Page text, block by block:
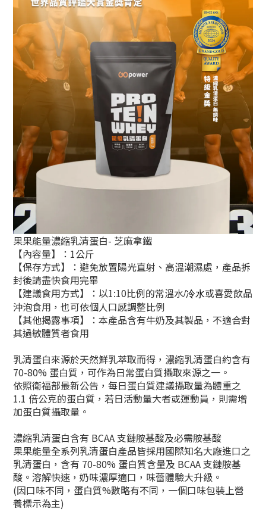
果果能量濃縮乳清蛋白- 芝麻拿鐵
【內容量】：1公斤
【保存方式】：避免放置陽光直射、高溫潮濕處，產品拆
封後請盡快食用完畢
【建議食用方式】：以1:10比例的常溫水/冷水或喜愛飲品
沖泡食用，也可依個人口感調整比例
【其他揭露事項】：本產品含有牛奶及其製品，不適合對
其過敏體質者食用
乳清蛋白來源於天然鮮乳萃取而得，濃縮乳清蛋白約含有
70-80% 蛋白質，可作為日常蛋白質攝取來源之一。
依照衛福部最新公告，每日蛋白質建議攝取量為體重之
1.1 倍公克的蛋白質，若日活動量大者或運動員，則需增
加蛋白質攝取量。
濃縮乳清蛋白含有 BCAA 支鏈胺基酸及必需胺基酸
果果能量全系列乳清蛋白產品皆採用國際知名大廠進口之
乳清蛋白，含有 70-80% 蛋白質含量及 BCAA 支鏈胺基
酸。溶解快速，奶味濃厚適口，味蕾體驗大升級。
(因口味不同，蛋白質%數略有不同，一個口味包裝上營
養標示為主)